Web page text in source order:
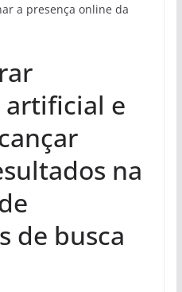
a presença online da
e
na
de busca